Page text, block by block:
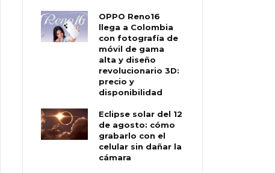
OPPO Reno16
llega a Colombia
con fotografía de
móvil de gama
alta y diseño
revolucionario 3D:
precio y
disponibilidad
Eclipse solar del 12
de agosto: cómo
grabarlo con el
celular sin dañar la
cámara